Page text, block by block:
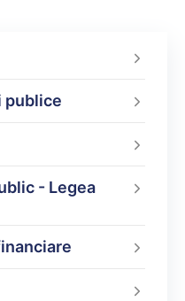
publice
- Legea